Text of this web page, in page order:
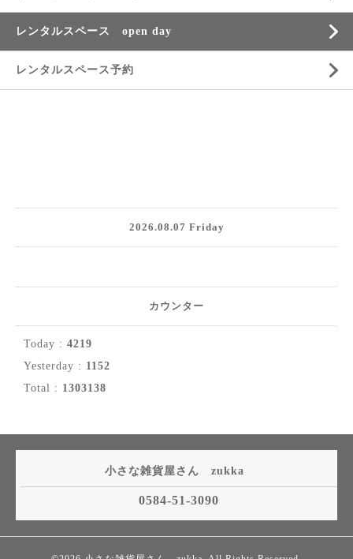
レンタルスペース open day
レンタルスペース予約
2026.08.07 Friday
カウンター
Today : 4219
Yesterday : 1152
Total : 1303138
小さな雑貨屋さん zukka
0584-51-3090